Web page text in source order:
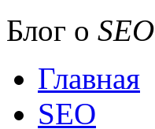
Блог о SEO
Главная
SEO